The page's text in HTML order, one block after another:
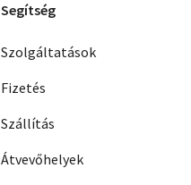
Segítség
Szolgáltatások
Fizetés
Szállítás
Átvevőhelyek